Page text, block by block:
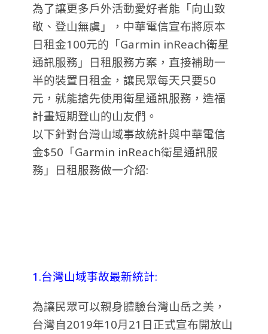
為了讓更多戶外活動愛好者能「向山致
敬、登山無虞」，中華電信宣布將原本
日租金100元的「Garmin inReach衛星
通訊服務」日租服務方案，直接補助一
半的裝置日租金，讓民眾每天只要50
元，就能搶先使用衛星通訊服務，造福
計畫短期登山的山友們。
以下針對台灣山域事故統計與中華電信
金$50「Garmin inReach衛星通訊服
務」日租服務做一介紹:
1.台灣山域事故最新統計:
為讓民眾可以親身體驗台灣山岳之美，
台灣自2019年10月21日正式宣布開放山